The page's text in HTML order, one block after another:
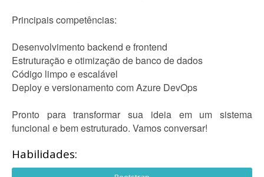
Principais competências:
Desenvolvimento backend e frontend
Estruturação e otimização de banco de dados
Código limpo e escalável
Deploy e versionamento com Azure DevOps
Pronto para transformar sua ideia em um sistema
funcional e bem estruturado. Vamos conversar!
Habilidades: